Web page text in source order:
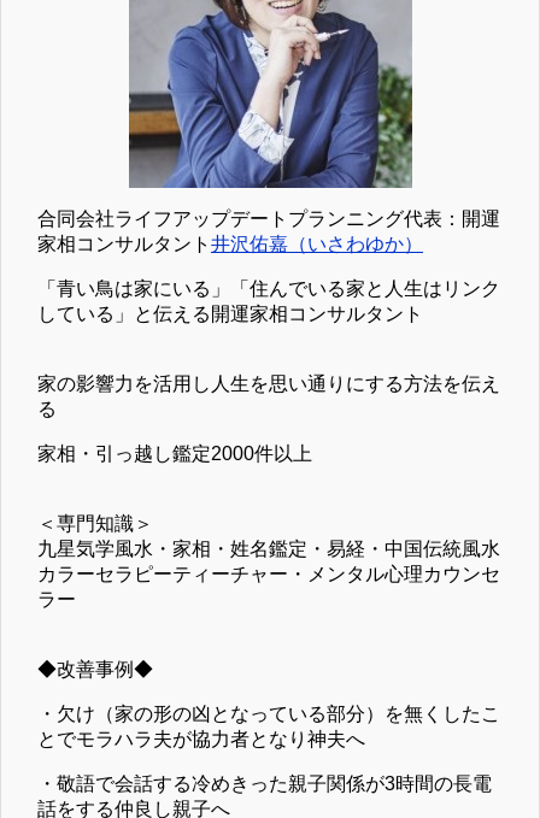
合同会社ライフアップデートプランニング代表：開運
家相コンサルタント 井沢佑嘉（いさわゆか）
「青い鳥は家にいる」「住んでいる家と人生はリンク
している」と伝える開運家相コンサルタント
家の影響力を活用し人生を思い通りにする方法を伝え
る
家相・引っ越し鑑定2000件以上
＜専門知識＞
九星気学風水・家相・姓名鑑定・易経・中国伝統風水
カラーセラピーティーチャー・メンタル心理カウンセ
ラー
◆改善事例◆
・欠け（家の形の凶となっている部分）を無くしたこ
とでモラハラ夫が協力者となり神夫へ
・敬語で会話する冷めきった親子関係が3時間の長電
話をする仲良し親子へ